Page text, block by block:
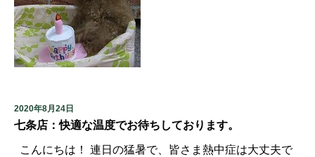
2020年8月24日
七条店：快適な温度でお待ちしております。
こんにちは！ 連日の猛暑で、皆さま熱中症は大丈夫で